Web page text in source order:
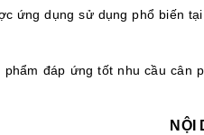
ứng dụng sử dụng phổ biến
đáp ứng tốt nhu cầu cân
NỘI